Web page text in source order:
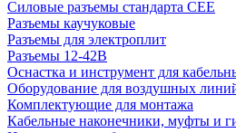
Силовые разъемы стандарта CEE
Разъемы каучуковые
Разъемы для электроплит
Разъемы 12-42В
Оснастка и инструмент для
Оборудование для воздушных
Комплектующие для монтажа
Кабельные наконечники, муфты и